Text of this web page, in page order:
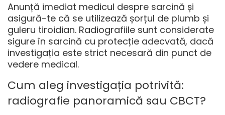
Anunță imediat medicul despre sarcină și
asigură-te că se utilizează șorțul de plumb și
guleru tiroidian. Radiografiile sunt considerate
sigure în sarcină cu protecție adecvată, dacă
investigația este strict necesară din punct de
vedere medical.
Cum aleg investigația potrivită:
radiografie panoramică sau CBCT?